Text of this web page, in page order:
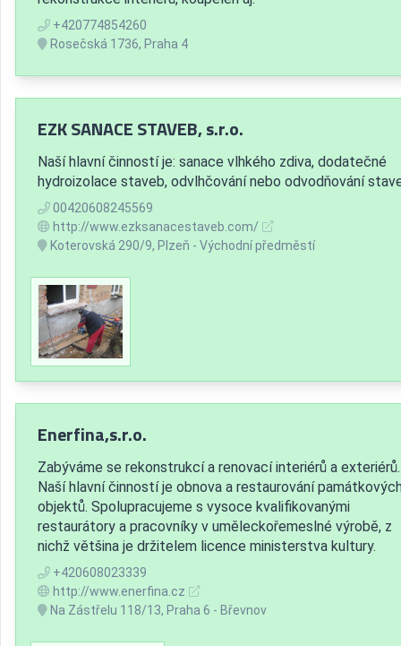
+420774854260
Rosečská 1736, Praha 4
EZK SANACE STAVEB, s.r.o.
Naší hlavní činností je: sanace vlhkého zdiva, dodatečné
hydroizolace staveb, odvlhčování nebo odvodňování
00420608245569
http://www.ezksanacestaveb.com/
Koterovská 290/9, Plzeň - Východní předměstí
Enerfina,s.r.o.
Zabýváme se rekonstrukcí a renovací interiérů a exteriérů.
Naší hlavní činností je obnova a restaurování
objektů. Spolupracujeme s vysoce kvalifikovanými
restaurátory a pracovníky v uměleckořemeslné výrobě, z
nichž většina je držitelem licence ministerstva kultury.
+420608023339
http://www.enerfina.cz
Na Zástřelu 118/13, Praha 6 - Břevnov